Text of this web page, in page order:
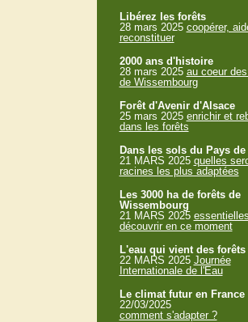
Libérez les forêts
28 mars 2025 coopérer,
reconstituer
2000 ans d'histoire
28 mars 2025 au coeur
de Wissembourg
Forêt d'Avenir d'Alsace
25 mars 2025 enrichir et
dans les forêts
Dans les sols du Pays
21 MARS 2025 quelles
racines les plus adaptées
Les 3000 ha de forêts de
Wissembourg
21 MARS 2025
découvrir en ce moment
L'eau qui vient des forêts
22 MARS 2025 Journée
Internationale de l'Eau
Le climat futur en France
22/03/2025
comment s'adapter ?